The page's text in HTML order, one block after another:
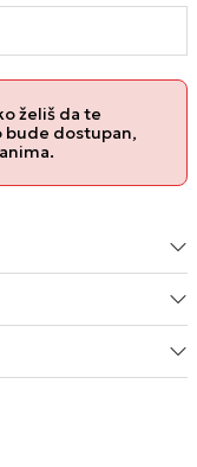
želiš da te
bude dostupan,